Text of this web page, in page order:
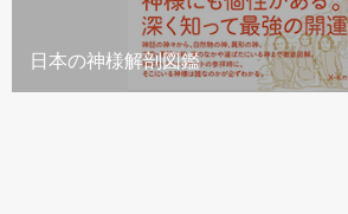
日本の神様解剖図鑑